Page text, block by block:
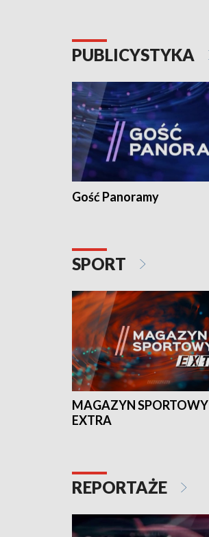
PUBLICYSTYKA
Gość Panoramy
SPORT
MAGAZYN SPORTOWY
EXTRA
REPORTAŻE